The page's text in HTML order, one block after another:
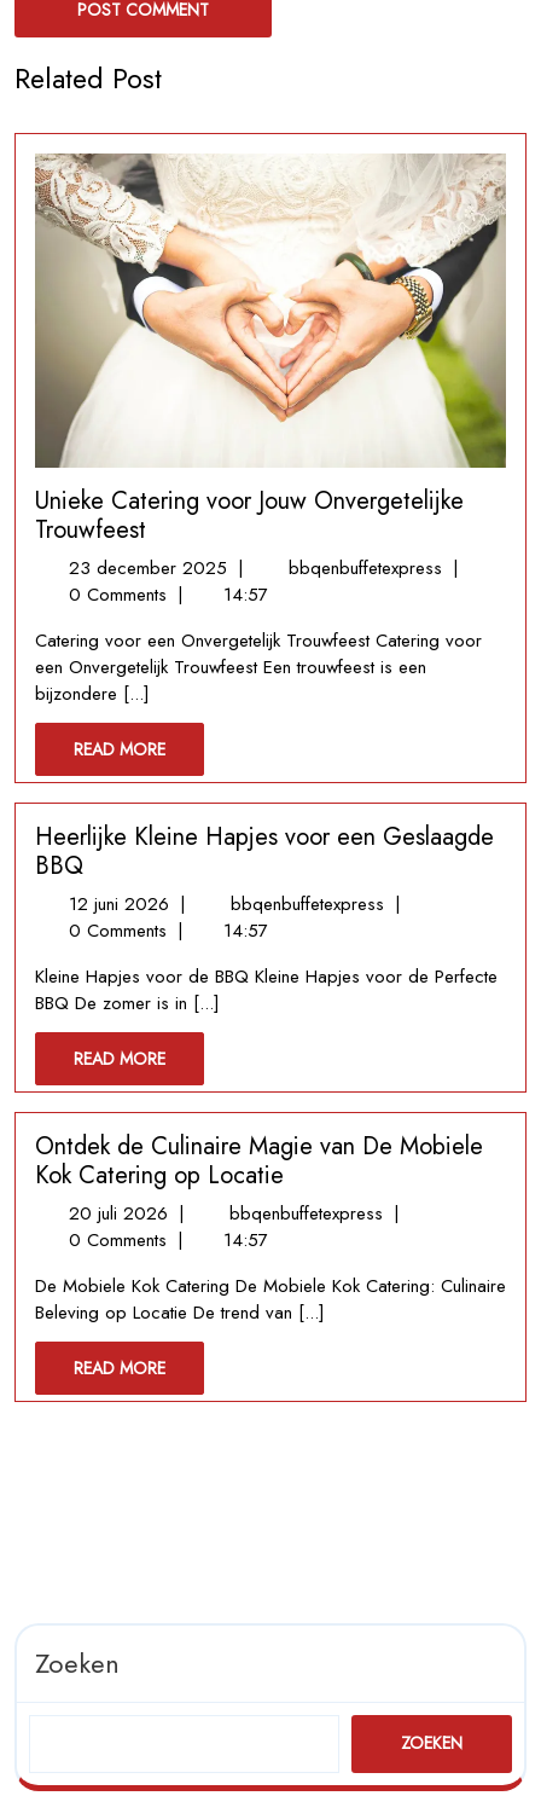
Related Post
Unieke Catering voor Jouw Onvergetelijke
Trouwfeest
23 december 2025 23
december
| bbqenbuffetexpress Unieke
Jouw
|
0 Comments |
14:57
Catering voor een Onvergetelijk Trouwfeest Catering voor
een Onvergetelijk Trouwfeest Een trouwfeest is een
bijzondere [...]
READ MOREREAD
MORE
Heerlijke Kleine Hapjes voor een Geslaagde
BBQ
12 juni 2026 12
juni
| bbqenbuffetexpress Heerlijke
voor
|
0 Comments |
14:57
Kleine Hapjes voor de BBQ Kleine Hapjes voor de Perfecte
BBQ De zomer is in [...]
READ MOREREAD
MORE
Ontdek de Culinaire Magie van De Mobiele
Kok Catering op Locatie
20 juli 2026 20
juli
| bbqenbuffetexpress Ontdek
Magie
Kok
|
0 Comments |
14:57
De Mobiele Kok Catering De Mobiele Kok Catering: Culinaire
Beleving op Locatie De trend van [...]
READ MOREREAD
MORE
Zoeken
ZOEKEN